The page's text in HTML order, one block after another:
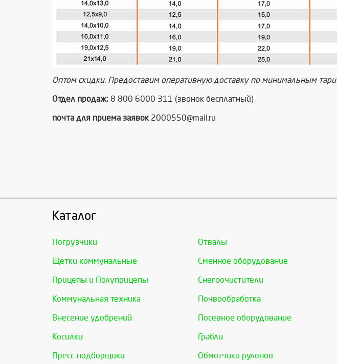
Оптом скидки. Предоставим оперативную доставку по минимальным
Отдел продаж: 8 800 6000 311 (звонок бесплатный)
почта для приема заявок 2000550@mail.ru
Каталог
Погрузчики Отвалы
Щетки коммунальные Сменное оборудование
Прицепы и Полуприцепы Снегоочистители
Коммунальная техника Почвообработка
Внесение удобрений Посевное оборудование
Косилки Грабли
Пресс-подборщики Обмотчики рулонов